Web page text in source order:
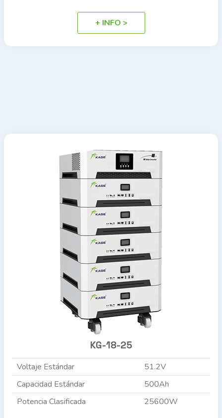
+ INFO >
KG-18-25
Voltaje Estándar
51.2V
Capacidad Estándar
500Ah
Potencia Clasificada
25600W